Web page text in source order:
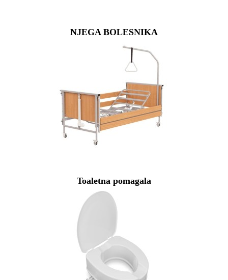
NJEGA BOLESNIKA
Toaletna pomagala